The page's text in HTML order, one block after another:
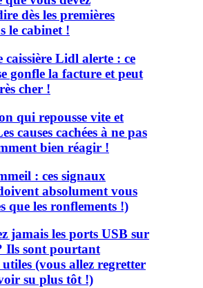
dès les premières
le cabinet !
caissière Lidl alerte : ce
gonfle la facture et peut
cher !
qui repousse vite et
causes cachées à ne pas
bien réagir !
: ces signaux
absolument vous
que les ronflements !)
jamais les ports USB sur
Ils sont pourtant
(vous allez regretter
su plus tôt !)